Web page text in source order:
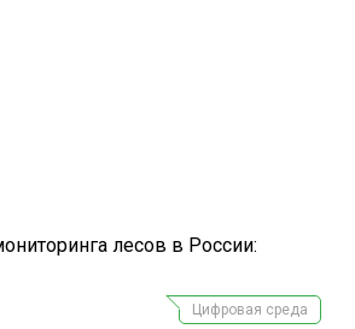
лесов в России:
Цифровая среда